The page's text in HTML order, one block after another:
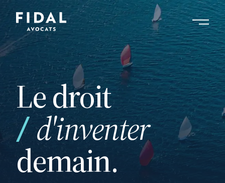
Aller
au
contenu
principalRechercher un mot clé, un professionnel ....
Le droit
d'inventer
demain.
votre